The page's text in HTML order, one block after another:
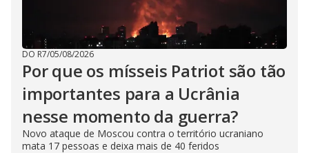
DO R7/05/08/2026
Por que os mísseis Patriot são tão
importantes para a Ucrânia
nesse momento da guerra?
Novo ataque de Moscou contra o território ucraniano
mata 17 pessoas e deixa mais de 40 feridos